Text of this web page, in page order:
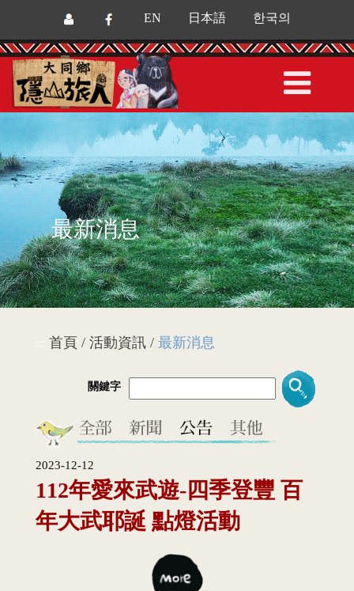
EN 日本語 한국의
最新消息
首頁 / 活動資訊 / 最新消息
關鍵字
2023-12-12
112年愛來武遊-四季登豐 百
年大武耶誕 點燈活動